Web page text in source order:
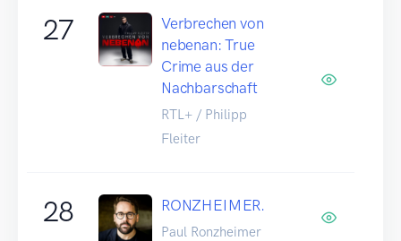
27
Verbrechen von
nebenan: True
Crime aus der
Nachbarschaft
RTL+ / Philipp
Fleiter
28 RONZHEIMER.
Paul Ronzheimer